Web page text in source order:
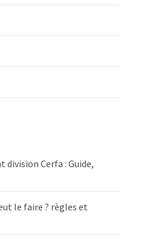
Cerfa : Guide,
le faire ? règles et